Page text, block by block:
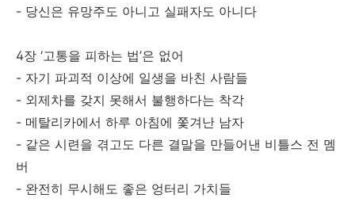
- 당신은 유망주도 아니고 실패자도 아니다
4장 ‘고통을 피하는 법’은 없어
- 자기 파괴적 이상에 일생을 바친 사람들
- 외제차를 갖지 못해서 불행하다는 착각
- 메탈리카에서 하루 아침에 쫓겨난 남자
- 같은 시련을 겪고도 다른 결말을 만들어낸 비틀스 전 멤
버
- 완전히 무시해도 좋은 엉터리 가치들